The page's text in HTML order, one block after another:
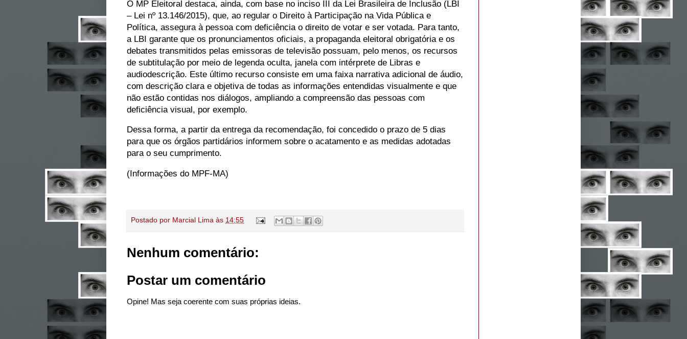
O MP Eleitoral destaca, ainda, com base no inciso III da Lei Brasileira de Inclusão (LBI
– Lei nº 13.146/2015), que, ao regular o Direito à Participação na Vida Pública e
Política, assegura à pessoa com deficiência o direito de votar e ser votada. Para tanto,
a LBI garante que os pronunciamentos oficiais, a propaganda eleitoral obrigatória e os
debates transmitidos pelas emissoras de televisão possuam, pelo menos, os recursos
de subtitulação por meio de legenda oculta, janela com intérprete de Libras e
audiodescrição. Este último recurso consiste em uma faixa narrativa adicional de áudio,
com descrição clara e objetiva de todas as informações entendidas visualmente e que
não estão contidas nos diálogos, ampliando a compreensão das pessoas com
deficiência visual, por exemplo.
Dessa forma, a partir da entrega da recomendação, foi concedido o prazo de 5 dias
para que os órgãos partidários informem sobre o acatamento e as medidas adotadas
para o seu cumprimento.
(Informações do MPF-MA)
Postado por Marcial Lima às 14:55
Nenhum comentário:
Postar um comentário
Opine! Mas seja coerente com suas próprias ideias.